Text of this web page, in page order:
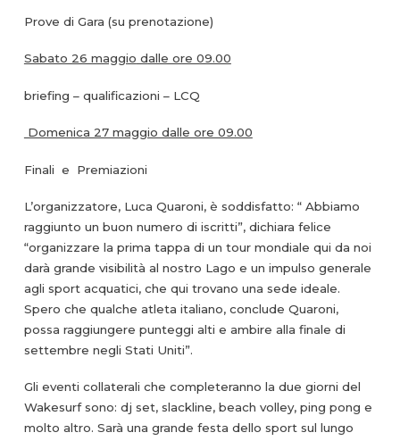
Prove di Gara (su prenotazione)
Sabato 26 maggio dalle ore 09.00
briefing – qualificazioni – LCQ
Domenica 27 maggio dalle ore 09.00
Finali e Premiazioni
L’organizzatore, Luca Quaroni, è soddisfatto: “ Abbiamo
raggiunto un buon numero di iscritti”, dichiara felice
“organizzare la prima tappa di un tour mondiale qui da noi
darà grande visibilità al nostro Lago e un impulso generale
agli sport acquatici, che qui trovano una sede ideale.
Spero che qualche atleta italiano, conclude Quaroni,
possa raggiungere punteggi alti e ambire alla finale di
settembre negli Stati Uniti”.
Gli eventi collaterali che completeranno la due giorni del
Wakesurf sono: dj set, slackline, beach volley, ping pong e
molto altro. Sarà una grande festa dello sport sul lungo